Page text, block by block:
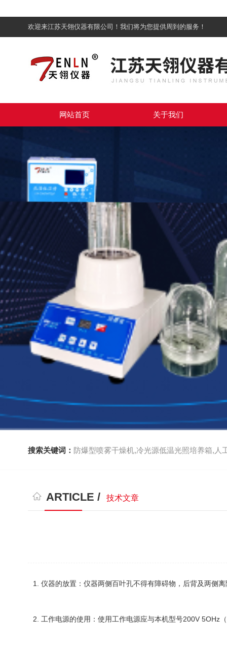
欢迎来江苏天翎仪器有限公司！我们将为您提供周到的服务！
网站首页 关于我们
搜索关键词： 防爆型喷雾干燥机,冷光源低温光照培养箱,人
ARTICLE / 技术文章
1. 仪器的放置：仪器两侧百叶孔不得有障碍物，后背及两侧
2. 工作电源的使用：使用工作电源应与本机型号200V 5OHz